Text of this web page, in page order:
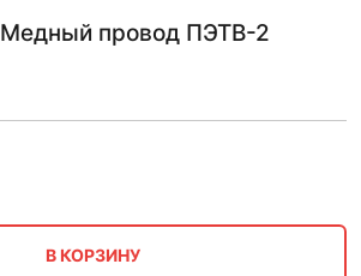
Медный провод ПЭТВ-2
В КОРЗИНУ